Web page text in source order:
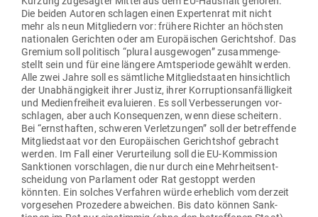
Die beiden Autoren schlagen einen Exper­tenrat mit nicht
mehr als neun Mit­gliedern vor: frühere Richter an höchsten
natio­nalen Gerichten oder am Euro­päi­schen Gerichtshof. Das
Gremium soll poli­tisch “plural aus­ge­wogen” zusam­men­ge­
stellt sein und für eine längere Amts­pe­riode gewählt werden.
Alle zwei Jahre soll es sämt­liche Mit­glied­staaten hin­sichtlich
der Unab­hän­gigkeit ihrer Justiz, ihrer Kor­rup­ti­ons­an­fäl­ligkeit
und Medi­en­freiheit eva­lu­ieren. Es soll Ver­bes­se­rungen vor­
schlagen, aber auch Kon­se­quenzen, wenn diese scheitern.
Bei “ernst­haften, schweren Ver­let­zungen” soll der betref­fende
Mit­glied­staat vor den Euro­päi­schen Gerichtshof gebracht
werden. Im Fall einer Ver­ur­teilung soll die EU-Kom­mission
Sank­tionen vor­schlagen, die nur durch eine Mehr­heits­ent­
scheidung von Par­lament oder Rat gestoppt werden
könnten. Ein solches Ver­fahren würde erheblich vom derzeit
vor­ge­sehen Pro­zedere abweichen. Bis dato können Sank­